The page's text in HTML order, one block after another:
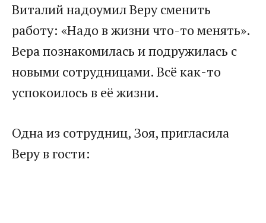
Виталий надоумил Веру сменить
работу: «Надо в жизни что-то менять».
Вера познакомилась и подружилась с
новыми сотрудницами. Всё как-то
успокоилось в её жизни.
Одна из сотрудниц, Зоя, пригласила
Веру в гости: